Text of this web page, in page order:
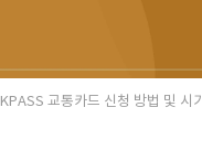
KPASS 교통카드 신청 방법 및 시기